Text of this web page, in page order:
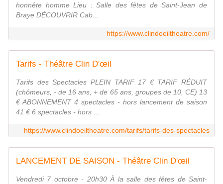
honnête homme Lieu : Salle des fêtes de Saint-Jean de
Braye DÉCOUVRIR Cab...
https://www.clindoeiltheatre.com/
Tarifs - Théâtre Clin D'œil
Tarifs des Spectacles PLEIN TARIF 17 € TARIF RÉDUIT
(chômeurs, - de 16 ans, + de 65 ans, groupes de 10, CE) 13
€ ABONNEMENT 4 spectacles - hors lancement de saison
41 € 6 spectacles - hors ...
https://www.clindoeiltheatre.com/tarifs/tarifs-des-spectacles
LANCEMENT DE SAISON - Théâtre Clin D'œil
Vendredi 7 octobre - 20h30 À la salle des fêtes de Saint-